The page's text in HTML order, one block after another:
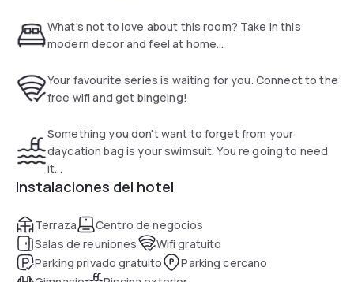
through Thursday.
San Jose is 6.8 mi from Homewood Suites By Hilton San
airport is Mineta San Jose International Airport, 4.3 mi from
Homewood Suites By Hilton San Jose North.
What's not to love about this room? Take in this
modern decor and feel at home...
Your favourite series is waiting for you. Connect to the
free wifi and get bingeing!
Something you don't want to forget from your
daycation bag is your swimsuit. You re going to need
it...
Instalaciones del hotel
Terraza
Centro de negocios
Salas de reuniones
Wifi gratuito
Parking privado gratuito
Parking cercano